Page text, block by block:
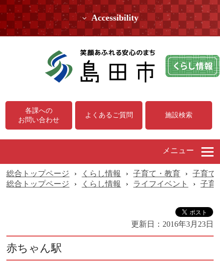
Accessibility
各課への
お問い合わせ
よくあるご質問 施設検索
メニュー
総合トップページ › くらし情報 › 子育て・教育 ›
子育て
総合トップページ
› くらし情報 › ライフイベント › 子育
更新日： 2016年3月23日
赤ちゃん駅